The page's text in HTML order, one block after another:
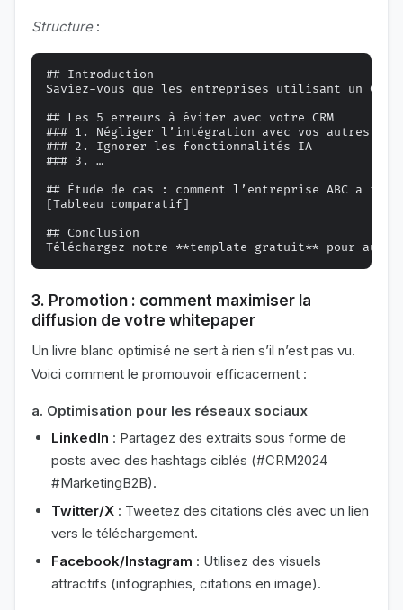
Structure:
## Introduction
Saviez-vous que les entreprises utilisant un CRM
## Les 5 erreurs à éviter avec votre CRM
### 1. Négliger l’intégration avec vos autres
### 2. Ignorer les fonctionnalités IA
### 3. …
## Étude de cas : comment l’entreprise ABC a
[Tableau comparatif]
## Conclusion
3. Promotion : comment maximiser la
diffusion de votre whitepaper
Un livre blanc optimisé ne sert à rien s’il n’est pas vu.
Voici comment le promouvoir efficacement :
a. Optimisation pour les réseaux sociaux
LinkedIn : Partagez des extraits sous forme de
posts avec des hashtags ciblés (#CRM2024
#MarketingB2B).
Twitter/X : Tweetez des citations clés avec un lien
vers le téléchargement.
Facebook/Instagram : Utilisez des visuels
attractifs (infographies, citations en image).